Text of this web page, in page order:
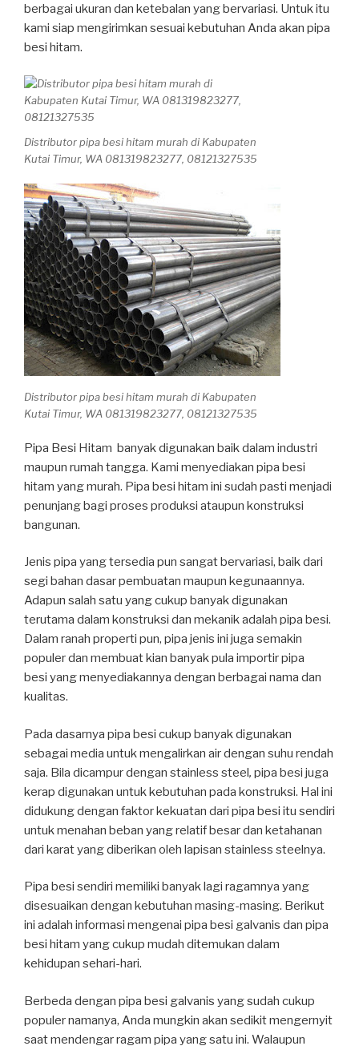
berbagai ukuran dan ketebalan yang bervariasi. Untuk itu
kami siap mengirimkan sesuai kebutuhan Anda akan pipa
besi hitam.
Distributor pipa besi hitam murah di Kabupaten
Kutai Timur, WA 081319823277, 08121327535
Distributor pipa besi hitam murah di Kabupaten
Kutai Timur, WA 081319823277, 08121327535
Pipa Besi Hitam banyak digunakan baik dalam industri
maupun rumah tangga. Kami menyediakan pipa besi
hitam yang murah. Pipa besi hitam ini sudah pasti menjadi
penunjang bagi proses produksi ataupun konstruksi
bangunan.
Jenis pipa yang tersedia pun sangat bervariasi, baik dari
segi bahan dasar pembuatan maupun kegunaannya.
Adapun salah satu yang cukup banyak digunakan
terutama dalam konstruksi dan mekanik adalah pipa besi.
Dalam ranah properti pun, pipa jenis ini juga semakin
populer dan membuat kian banyak pula importir pipa
besi yang menyediakannya dengan berbagai nama dan
kualitas.
Pada dasarnya pipa besi cukup banyak digunakan
sebagai media untuk mengalirkan air dengan suhu rendah
saja. Bila dicampur dengan stainless steel, pipa besi juga
kerap digunakan untuk kebutuhan pada konstruksi. Hal ini
didukung dengan faktor kekuatan dari pipa besi itu sendiri
untuk menahan beban yang relatif besar dan ketahanan
dari karat yang diberikan oleh lapisan stainless steelnya.
Pipa besi sendiri memiliki banyak lagi ragamnya yang
disesuaikan dengan kebutuhan masing-masing. Berikut
ini adalah informasi mengenai pipa besi galvanis dan pipa
besi hitam yang cukup mudah ditemukan dalam
kehidupan sehari-hari.
Berbeda dengan pipa besi galvanis yang sudah cukup
populer namanya, Anda mungkin akan sedikit mengernyit
saat mendengar ragam pipa yang satu ini. Walaupun